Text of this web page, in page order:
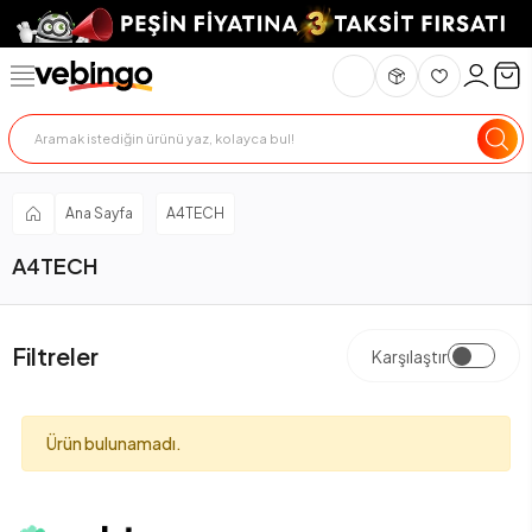
Ana Sayfa A4TECH
A4TECH
Filtreler Karşılaştır
Ürün bulunamadı.